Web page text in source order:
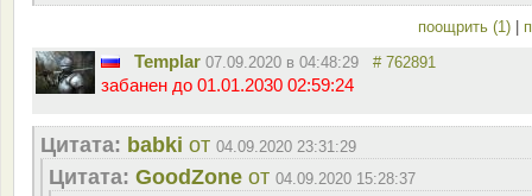
поощрить (1)
Templar 07.09.2020 в 04:48:29 # 762891
забанен до 01.01.2030 02:59:24
Цитата: babki от 04.09.2020 23:31:29
Цитата: GoodZone от 04.09.2020 15:28:37